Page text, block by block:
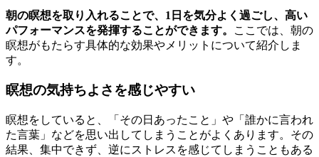
朝の瞑想を取り入れることで、1日を気分よく過ごし、高い
パフォーマンスを発揮することができます。
ここでは、朝の
瞑想がもたらす具体的な効果やメリットについて紹介しま
す。
瞑想の気持ちよさを感じやすい
瞑想をしていると、「その日あったこと」や「誰かに言われ
た言葉」などを思い出してしまうことがよくあります。その
結果、集中できず、逆にストレスを感じてしまうこともある